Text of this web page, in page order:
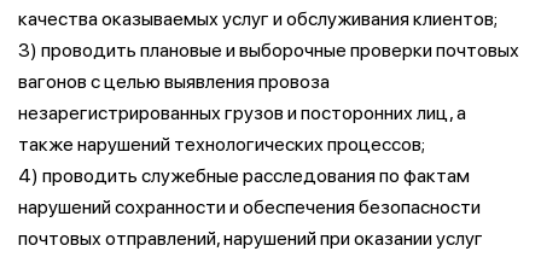
качества оказываемых услуг и обслуживания клиентов;
3) проводить плановые и выборочные проверки почтовых
вагонов с целью выявления провоза
незарегистрированных грузов и посторонних лиц, а
также нарушений технологических процессов;
4) проводить служебные расследования по фактам
нарушений сохранности и обеспечения безопасности
почтовых отправлений, нарушений при оказании услуг